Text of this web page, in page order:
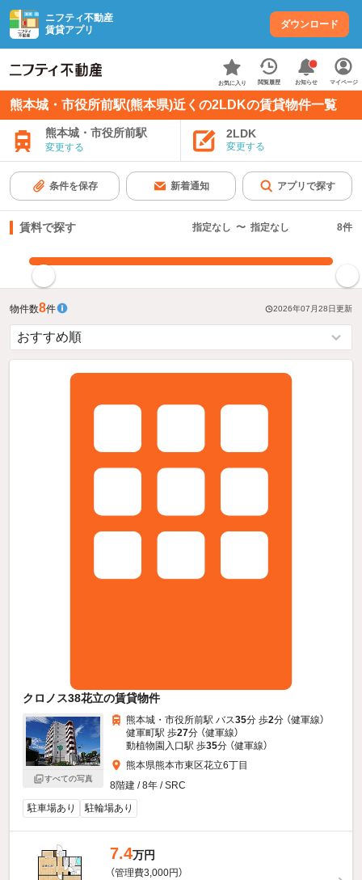
ニフティ不動産
賃貸アプリ
ダウンロード
お気に入り 閲覧履歴 お知らせ マイページ
熊本城・市役所前駅(熊本県)近くの2LDKの賃貸物件一覧
熊本城・市役所前駅
変更する
2LDK
変更する
条件を保存 新着通知 アプリで探す
賃料で探す 指定なし 〜 指定なし 8件
物件数8件 2026年07月28日更新
クロノス38花立の賃貸物件
すべての写真
熊本城・市役所前駅 バス35分 歩2分 （健軍線）
健軍町駅 歩27分 （健軍線）
動植物園入口駅 歩35分 （健軍線）
熊本県熊本市東区花立6丁目
8階建 / 8年 / SRC
駐車場あり
駐輪場あり
7.4万円
（管理費3,000円）